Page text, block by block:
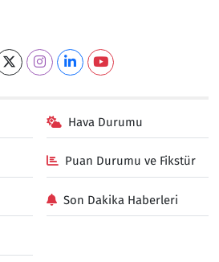
Hava Durumu
Puan Durumu ve Fikstür
Son Dakika Haberleri